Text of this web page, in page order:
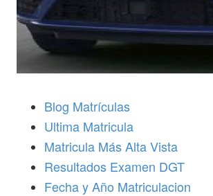
Blog Matrículas
Ultima Matricula
Matricula Más Alta Vista
Resultados Examen DGT
Fecha y Año Matriculacion